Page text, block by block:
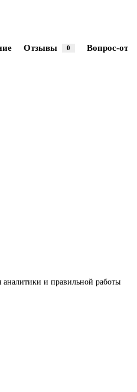
Отзывы 0 Вопрос-
аналитики и правильной работы